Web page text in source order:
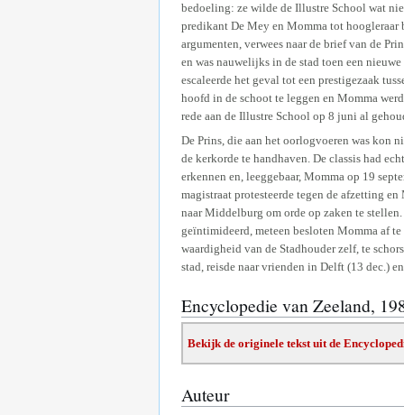
bedoeling: ze wilde de Illustre School wat
predikant De Mey en Momma tot hoogleraar
argumenten, verwees naar de brief van de
en was nauwelijks in de stad toen een
escaleerde het geval tot een prestigezaak
hoofd in de schoot te leggen en Momma
rede aan de Illustre School op 8 juni al
De Prins, die aan het oorlogvoeren was kon
de kerkorde te handhaven. De classis had
erkennen en, leeggebaar, Momma op 19
magistraat protesteerde tegen de afzetting
naar Middelburg om orde op zaken te
geïntimideerd, meteen besloten Momma af
waardigheid van de Stadhouder zelf, te
stad, reisde naar vrienden in Delft (13 dec.)
Encyclopedie van Zeeland,
Bekijk de originele tekst uit de
Auteur